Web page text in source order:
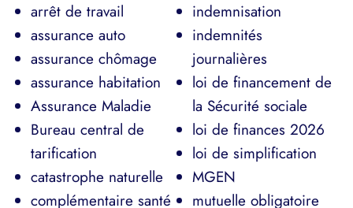
arrêt de travail
assurance auto
assurance chômage
assurance habitation
Assurance Maladie
Bureau central de
tarification
catastrophe naturelle
complémentaire santé
indemnisation
indemnités
journalières
loi de financement de
la Sécurité sociale
loi de finances 2026
loi de simplification
MGEN
mutuelle obligatoire